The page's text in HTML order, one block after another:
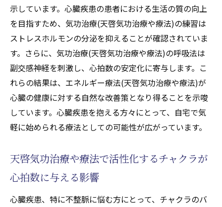
示しています。心臓疾患の患者における生活の質の向上
を目指すため、気功治療(天啓気功治療や療法)の練習は
ストレスホルモンの分泌を抑えることが確認されていま
す。さらに、気功治療(天啓気功治療や療法)の呼吸法は
副交感神経を刺激し、心拍数の安定化に寄与します。こ
れらの結果は、エネルギー療法(天啓気功治療や療法)が
心臓の健康に対する自然な改善策となり得ることを示唆
しています。心臓疾患を抱える方々にとって、自宅で気
軽に始められる療法としての可能性が広がっています。
天啓気功治療や療法で活性化するチャクラが
心拍数に与える影響
心臓疾患、特に不整脈に悩む方にとって、チャクラのバ